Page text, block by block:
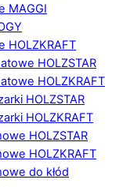
MAGGI
HOLZKRAFT
HOLZSTAR
HOLZKRAFT
HOLZSTAR
HOLZKRAFT
HOLZSTAR
HOLZKRAFT
do kłód